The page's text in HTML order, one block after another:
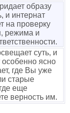
образу
и интернат
на проверку
режима и
суть, и
особенно ясно
где Вы уже
старые
еще
верность им.